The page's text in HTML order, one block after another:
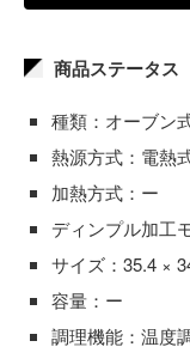
商品ステータス
種類：オーブン
熱源方式：電熱
加熱方式：ー
ディンプル加工
サイズ：35.4 ×
容量：ー
調理機能：温度